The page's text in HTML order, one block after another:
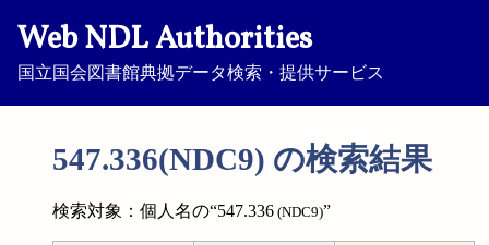
Web NDL Authorities
国立国会図書館典拠データ検索・提供サービス
547.336(NDC9) の検索結果
検索対象：個人名の“547.336 (NDC9)”